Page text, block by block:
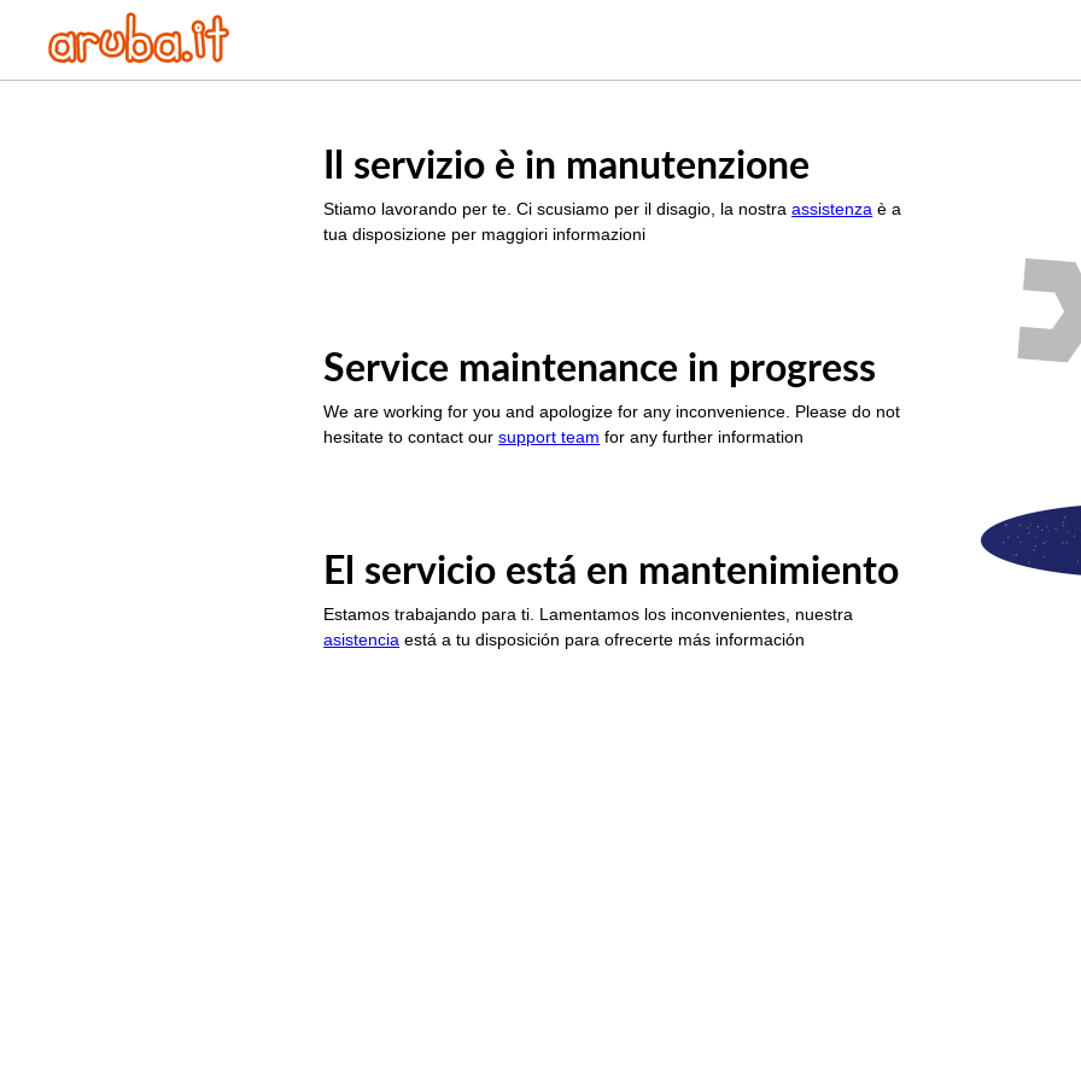
Il servizio è in manutenzione
Stiamo lavorando per te. Ci scusiamo per il disagio, la nostraassistenza è a
tua disposizione per maggiori informazioni
Service maintenance in progress
We are working for you and apologize for any inconvenience. Please do not
hesitate to contact oursupport team for any further information
El servicio está en mantenimiento
Estamos trabajando para ti. Lamentamos los inconvenientes, nuestra
asistencia está a tu disposición para ofrecerte más información